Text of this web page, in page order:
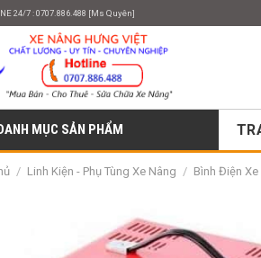
24/7 : 0707.886.488 [Ms Quyên]
MỤC SẢN PHẨM
/ Linh Kiện - Phụ Tùng Xe Nâng / Bình Điện Xe